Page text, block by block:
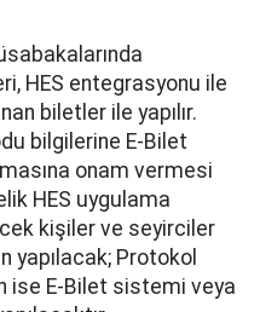
HES entegrasyonu ile
biletler ile yapılır.
bilgilerine E-Bilet
onam vermesi
HES uygulama
kişiler ve seyirciler
yapılacak; Protokol
ise E-Bilet sistemi veya